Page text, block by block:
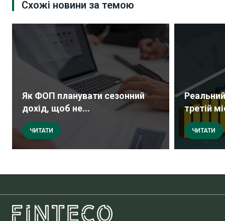
Схожі новини за темою
Як ФОП планувати сезонний
дохід, щоб не...
ЧИТАТИ
третій
ЧИТАТИ